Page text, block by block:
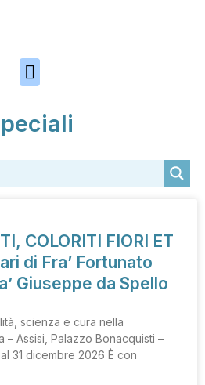
COLORITI FIORI ET
di Fra’ Fortunato
Giuseppe da Spello
scienza e cura nella
Assisi, Palazzo Bonacquisti –
31 dicembre 2026 È con